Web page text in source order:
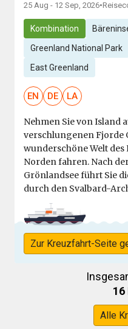
25 Aug - 12 Sep, 2026•
Kombination
Greenland National Park
East Greenland
EN DE LA
Nehmen Sie von Island
verschlungenen Fjorde
wunderschöne Welt des
Norden fahren. Nach
Grönlandsee führt Sie
durch den Svalbard-
Zur Kreuzfahrt-Seite
16
Alle